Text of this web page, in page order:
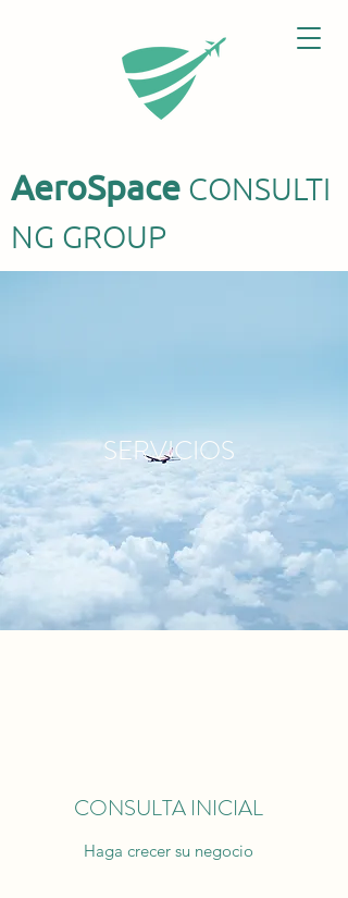
AeroSpace CONSULTI
NG GROUP
SERVICIOS
CONSULTA INICIAL
Haga crecer su negocio